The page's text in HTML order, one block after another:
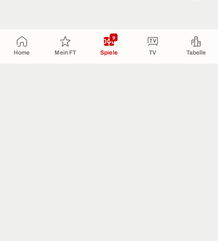
Home Mein FT Spiele
9
TV Tabelle